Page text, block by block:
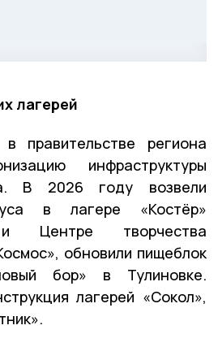
лагерей
правительстве региона
инфраструктуры
В 2026 году возвели
в лагере «Костёр»
творчества
обновили пищеблок
бор» в Тулиновке.
лагерей «Сокол»,